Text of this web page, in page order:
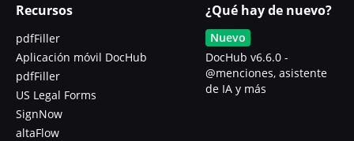
Recursos
pdfFiller
Aplicación móvil DocHub
pdfFiller
US Legal Forms
SignNow
altaFlow
¿Qué hay de nuevo?
Nuevo
DocHub v6.6.0 -
@menciones, asistente
de IA y más